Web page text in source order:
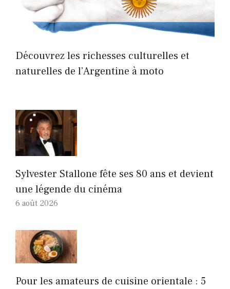
Découvrez les richesses culturelles et
naturelles de l’Argentine à moto
Sylvester Stallone fête ses 80 ans et devient
une légende du cinéma
6 août 2026
Pour les amateurs de cuisine orientale : 5